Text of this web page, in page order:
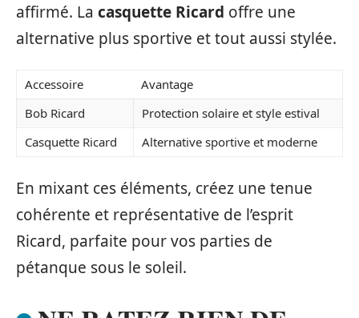
affirmé. La casquette Ricard offre une
alternative plus sportive et tout aussi stylée.
Accessoire
Avantage
Bob Ricard
Protection solaire et style estival
Casquette Ricard
Alternative sportive et moderne
En mixant ces éléments, créez une tenue
cohérente et représentative de l’esprit
Ricard, parfaite pour vos parties de
pétanque sous le soleil.